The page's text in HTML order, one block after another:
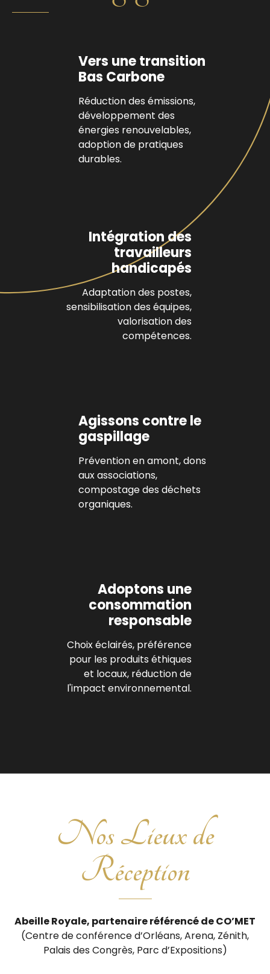
Vers une transition
Bas Carbone
Réduction des émissions,
développement des
énergies renouvelables,
adoption de pratiques
durables.
Intégration des
travailleurs
handicapés
Adaptation des postes,
sensibilisation des équipes,
valorisation des
compétences.
Agissons contre le
gaspillage
Prévention en amont, dons
aux associations,
compostage des déchets
organiques.
Adoptons une
consommation
responsable
Choix éclairés, préférence
pour les produits éthiques
et locaux, réduction de
l'impact environnemental.
Nos Lieux de
Réception
Abeille Royale, partenaire référencé de CO’MET
(Centre de conférence d’Orléans, Arena, Zénith,
Palais des Congrès, Parc d’Expositions)